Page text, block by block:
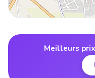
Meilleurs